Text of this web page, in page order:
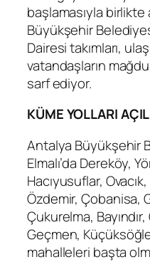
başlamasıyla
Büyükşehir
Dairesi takımları,
vatandaşların
sarf ediyor.
KÜME YOLLARI
Antalya Büyükşehir
Elmalı’da Dereköy,
Hacıyusuflar,
Özdemir, Çobanisa,
Çukurelma,
Geçmen,
mahalleleri başta